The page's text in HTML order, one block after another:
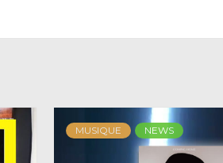
MUSIQUE NEWS